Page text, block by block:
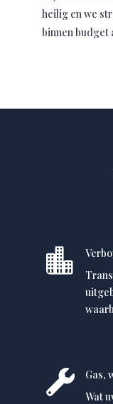
heilig en we
binnen budget


Gas,
Wat